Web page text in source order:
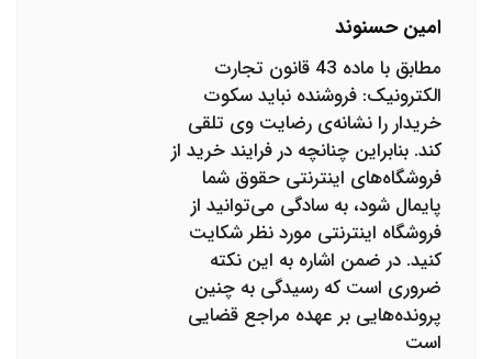
امین حسنوند
مطابق با ماده 43 قانون تجارت
الکترونیک: فروشنده نباید سکوت
خریدار را نشانه‌ی رضایت وی تلقی
کند. بنابراین چنانچه در فرایند خرید از
فروشگاه‌های اینترنتی حقوق شما
پایمال شود، به سادگی می‌توانید از
فروشگاه اینترنتی مورد نظر شکایت
کنید. در ضمن اشاره به این نکته
ضروری است که رسیدگی به چنین
پرونده‌هایی بر عهده مراجع قضایی
است